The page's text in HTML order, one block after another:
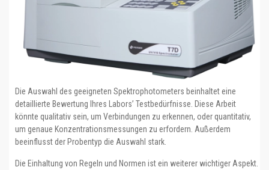
Die Auswahl des geeigneten Spektrophotometers beinhaltet eine
detaillierte Bewertung Ihres Labors’ Testbedürfnisse. Diese Arbeit
könnte qualitativ sein, um Verbindungen zu erkennen, oder quantitativ,
um genaue Konzentrationsmessungen zu erfordern. Außerdem
beeinflusst der Probentyp die Auswahl stark.
Die Einhaltung von Regeln und Normen ist ein weiterer wichtiger Aspekt.